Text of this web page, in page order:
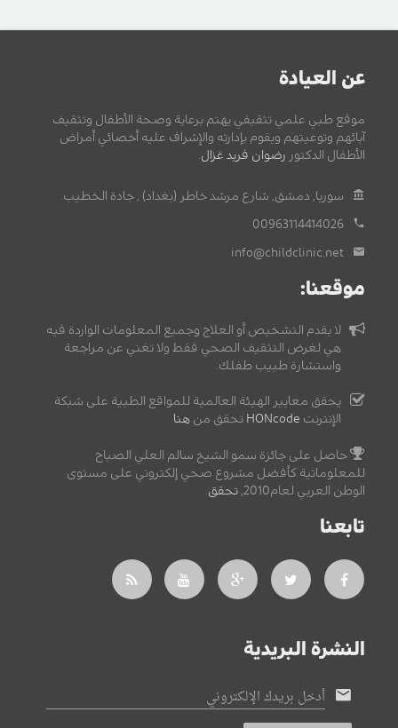
عن العيادة
موقع طبي علمي تثقيفي يهتم برعاية وصحة الأطفال وتثقيف
آبائهم وتوعيتهم ويقوم بإدارته والإشراف عليه أخصائي أمراض
الأطفال الدكتور رضوان فريد غزال.
سوريا, دمشق, شارع مرشد خاطر (بغداد) , جادة الخطيب.
00963114414026
info@childclinic.net
موقعنا:
لا يقدم التشخيص أو العلاج وجميع المعلومات الواردة فيه
هي لغرض التثقيف الصحي فقط ولا تغني عن مراجعة
واستشارة طبيب طفلك.
يحقق معايير الهيئة العالمية للمواقع الطبية على شبكة
الإنترنت HONcode تحقق من هنا
حاصل على جائزة سمو الشيخ سالم العلي الصباح
للمعلوماتية كأفضل مشروع صحي إلكتروني على مستوى
الوطن العربي لعام2010,
تحقق.
تابعنا
النشرة البريدية
أدخل بريدك الإلكتروني